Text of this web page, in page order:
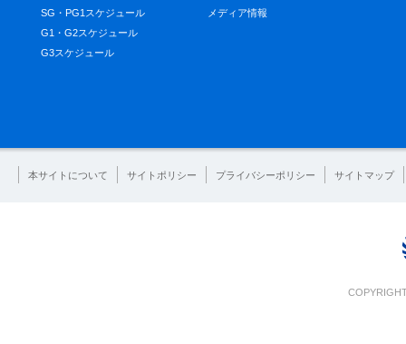
SG・PG1スケジュール
G1・G2スケジュール
G3スケジュール
メディア情報
本サイトについて サイトポリシー プライバシーポリシー サイトマップ